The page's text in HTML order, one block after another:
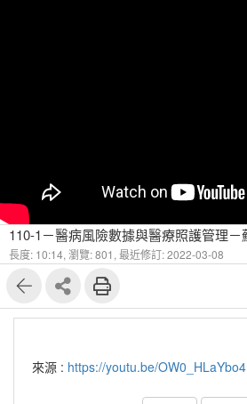
長度: 10:14, 瀏覽: 801, 最近修訂: 2022-03-08
來源 : https://youtu.be/OW0_HLaYbo4